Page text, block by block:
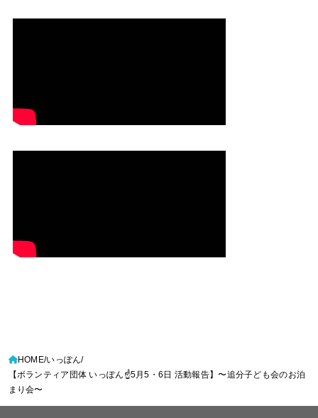
HOME いっぽん
【ボランティア団体 いっぽん☝️5月5・6日 活動報告】〜追分子ども会のお泊
まり会〜